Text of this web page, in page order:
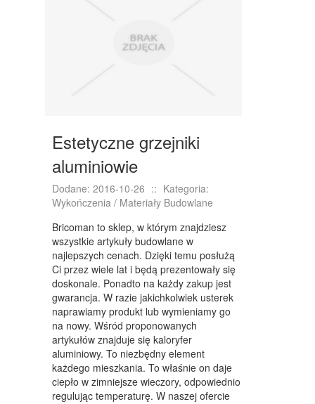
DOMY, MIESZKANIA
KURSY I SZKOLENIA
TŁUMACZENIA
BIZNES ONLINE
BIŻUTERIA
DLA DZIECI
MEBLE
WYPOSAŻENIE WNĘTRZ
WYPOSAŻENIE ŁAZIENKI
ODZIEŻ
SPORT
Estetyczne grzejniki
aluminiowie
Dodane: 2016-10-26 :: Kategoria:
Wykończenia / Materiały Budowlane
Bricoman to sklep, w którym znajdziesz
wszystkie artykuły budowlane w
najlepszych cenach. Dzięki temu posłużą
Ci przez wiele lat i będą prezentowały się
doskonale. Ponadto na każdy zakup jest
gwarancja. W razie jakichkolwiek usterek
naprawiamy produkt lub wymieniamy go
na nowy. Wśród proponowanych
artykułów znajduje się kaloryfer
aluminiowy. To niezbędny element
każdego mieszkania. To właśnie on daje
ciepło w zimniejsze wieczory, odpowiednio
regulując temperaturę. W naszej ofercie